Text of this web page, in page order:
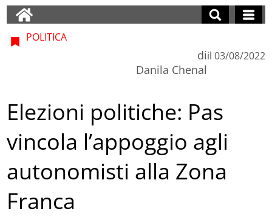
POLITICA
di
Danila Chenal
il 03/08/2022
Elezioni politiche: Pas
vincola l’appoggio agli
autonomisti alla Zona
Franca